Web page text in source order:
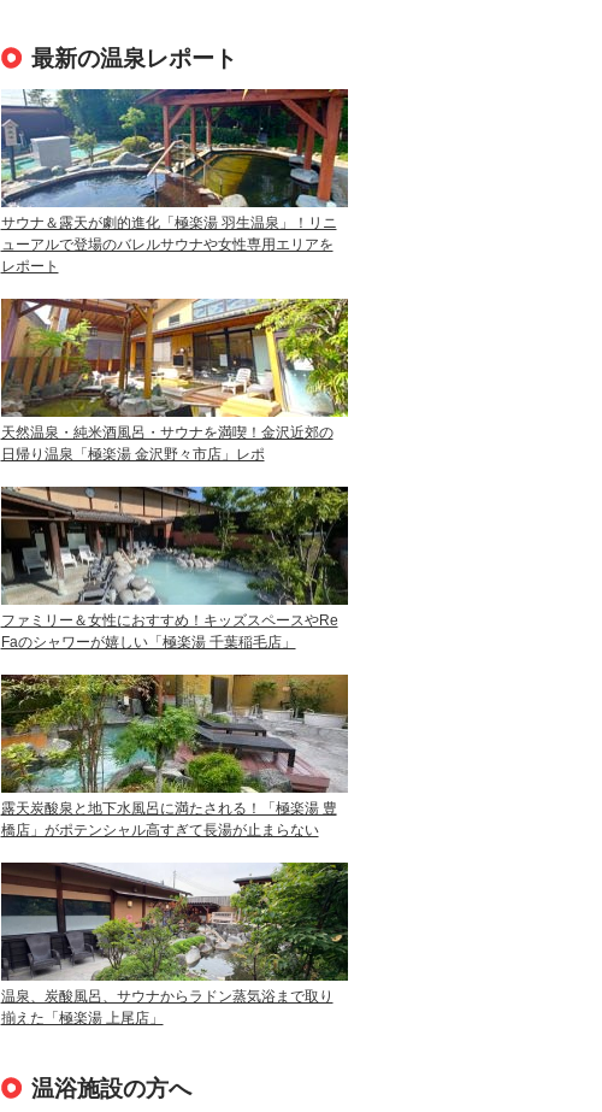
最新の温泉レポート
サウナ＆露天が劇的進化「極楽湯 羽生温泉」！リニ
ューアルで登場のバレルサウナや女性専用エリアを
レポート
天然温泉・純米酒風呂・サウナを満喫！金沢近郊の
日帰り温泉「極楽湯 金沢野々市店」レポ
ファミリー＆女性におすすめ！キッズスペースやRe
Faのシャワーが嬉しい「極楽湯 千葉稲毛店」
露天炭酸泉と地下水風呂に満たされる！「極楽湯 豊
橋店」がポテンシャル高すぎて長湯が止まらない
温泉、炭酸風呂、サウナからラドン蒸気浴まで取り
揃えた「極楽湯 上尾店」
温浴施設の方へ